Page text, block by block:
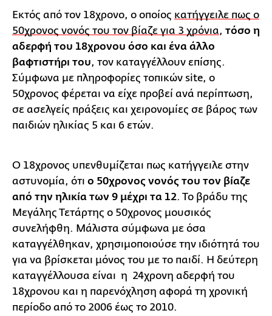
Εκτός από τον 18χρονο, ο οποίος κατήγγειλε πως ο
50χρονος νονός του τον βίαζε για 3 χρόνια, τόσο η
αδερφή του 18χρονου όσο και ένα άλλο
βαφτιστήρι του, τον καταγγέλλουν επίσης.
Σύμφωνα με πληροφορίες τοπικών site, ο
50χρονος φέρεται να είχε προβεί ανά περίπτωση,
σε ασελγείς πράξεις και χειρονομίες σε βάρος των
παιδιών ηλικίας 5 και 6 ετών.
Ο 18χρονος υπενθυμίζεται πως κατήγγειλε στην
αστυνομία, ότι ο 50χρονος νονός του τον βίαζε
από την ηλικία των 9 μέχρι τα 12. Το βράδυ της
Μεγάλης Τετάρτης ο 50χρονος μουσικός
συνελήφθη. Μάλιστα σύμφωνα με όσα
καταγγέλθηκαν, χρησιμοποιούσε την ιδιότητά του
για να βρίσκεται μόνος του με το παιδί. Η δεύτερη
καταγγέλλουσα είναι η 24χρονη αδερφή του
18χρονου και η παρενόχληση αφορά τη χρονική
περίοδο από το 2006 έως το 2010.